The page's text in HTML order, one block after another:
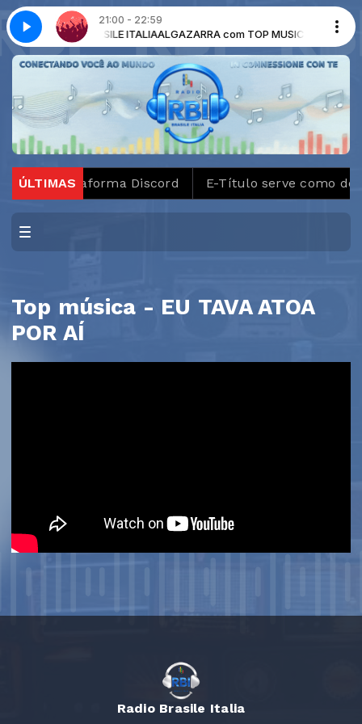
21:00 - 22:59
TOP MUSIC BRASILE ITALIAALGAZARRA com TOP MUSIC BRASILE
Parte 4 Algazarra - Parte 4
ÚLTIMASplataforma Discord E-Título serve como
Top música - EU TAVA ATOA
POR AÍ
Radio Brasile Italia